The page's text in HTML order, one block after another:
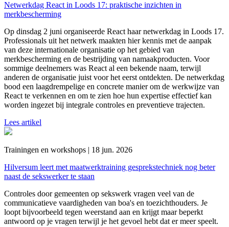
Netwerkdag React in Loods 17: praktische inzichten in
merkbescherming
Op dinsdag 2 juni organiseerde React haar netwerkdag in Loods 17.
Professionals uit het netwerk maakten hier kennis met de aanpak
van deze internationale organisatie op het gebied van
merkbescherming en de bestrijding van namaakproducten. Voor
sommige deelnemers was React al een bekende naam, terwijl
anderen de organisatie juist voor het eerst ontdekten. De netwerkdag
bood een laagdrempelige en concrete manier om de werkwijze van
React te verkennen en om te zien hoe hun expertise effectief kan
worden ingezet bij integrale controles en preventieve trajecten.
Lees artikel
Trainingen en workshops | 18 jun. 2026
Hilversum leert met maatwerktraining gesprekstechniek nog beter
naast de sekswerker te staan
Controles door gemeenten op sekswerk vragen veel van de
communicatieve vaardigheden van boa's en toezichthouders. Je
loopt bijvoorbeeld tegen weerstand aan en krijgt maar beperkt
antwoord op je vragen terwijl je het gevoel hebt dat er meer speelt.